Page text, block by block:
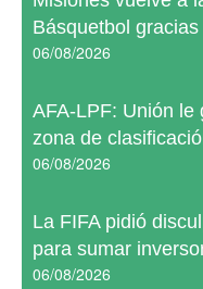
Básquetbol
06/08/2026
AFA-LPF: Unión le
zona de
06/08/2026
La FIFA pidió
para sumar
06/08/2026